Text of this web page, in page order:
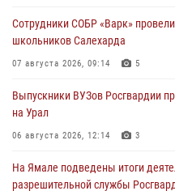
Сотрудники СОБР «Варк»
школьников Салехарда
07 августа 2026, 09:14 5
Выпускники ВУЗов Росгвардии
на Урал
06 августа 2026, 12:14 3
На Ямале подведены итоги
разрешительной службы